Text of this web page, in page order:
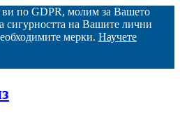
ви по GDPR, молим за Вашето
сигурността на Вашите лични
мерки. Научете